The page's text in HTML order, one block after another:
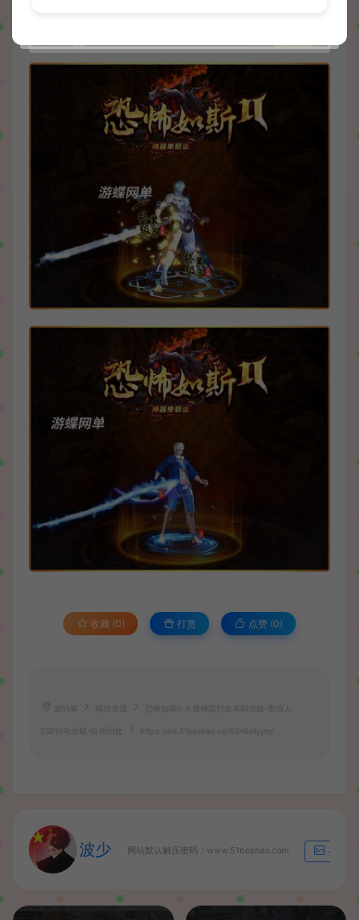
收藏 (0) 打赏 点赞 (0)
端游资源 恐怖如斯II·火爆神器打金单职业版-带假人-
ESP自动拾取-自动回收 https://wd.51boshao.vip/6846/dyym/
波少 网站默认解压密码：www.51boshao.com 生成海